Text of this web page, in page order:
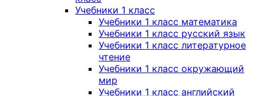
Учебники 1 класс
Учебники 1 класс математика
Учебники 1 класс русский язык
Учебники 1 класс литературное
чтение
Учебники 1 класс окружающий
мир
Учебники 1 класс английский